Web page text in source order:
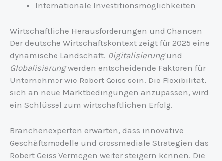
Internationale Investitionsmöglichkeiten
Wirtschaftliche Herausforderungen und Chancen
Der deutsche Wirtschaftskontext zeigt für 2025 eine
dynamische Landschaft. Digitalisierungund
Globalisierungwerden entscheidende Faktoren für
Unternehmer wie Robert Geiss sein. Die Flexibilität,
sich an neue Marktbedingungen anzupassen, wird
ein Schlüssel zum wirtschaftlichen Erfolg.
Branchenexperten erwarten, dass innovative
Geschäftsmodelle und crossmediale Strategien das
Robert Geiss Vermögen weiter steigern können. Die